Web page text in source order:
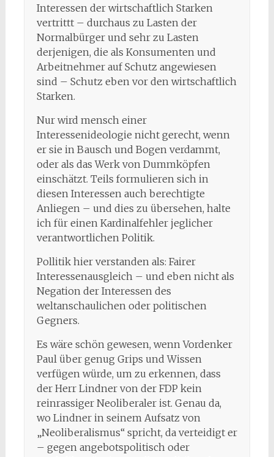
Interessen der wirtschaftlich Starken
vertrittt – durchaus zu Lasten der
Normalbürger und sehr zu Lasten
derjenigen, die als Konsumenten und
Arbeitnehmer auf Schutz angewiesen
sind – Schutz eben vor den wirtschaftlich
Starken.
Nur wird mensch einer
Interessenideologie nicht gerecht, wenn
er sie in Bausch und Bogen verdammt,
oder als das Werk von Dummköpfen
einschätzt. Teils formulieren sich in
diesen Interessen auch berechtigte
Anliegen – und dies zu übersehen, halte
ich für einen Kardinalfehler jeglicher
verantwortlichen Politik.
Pollitik hier verstanden als: Fairer
Interessenausgleich – und eben nicht als
Negation der Interessen des
weltanschaulichen oder politischen
Gegners.
Es wäre schön gewesen, wenn Vordenker
Paul über genug Grips und Wissen
verfügen würde, um zu erkennen, dass
der Herr Lindner von der FDP kein
reinrassiger Neoliberaler ist. Genau da,
wo Lindner in seinem Aufsatz von
„Neoliberalismus“ spricht, da verteidigt er
– gegen angebotspolitisch oder